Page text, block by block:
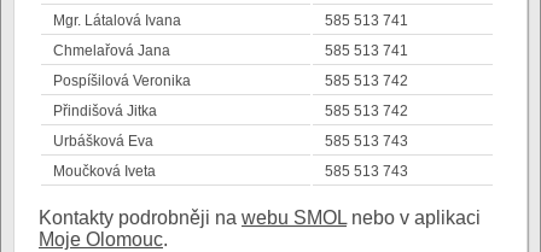
Mgr. Látalová Ivana
585 513 741
Chmelařová Jana
585 513 741
Pospíšilová Veronika
585 513 742
Přindišová Jitka
585 513 742
Urbášková Eva
585 513 743
Moučková Iveta
585 513 743
Kontakty podrobněji na webu SMOL nebo v aplikaci
Moje Olomouc.